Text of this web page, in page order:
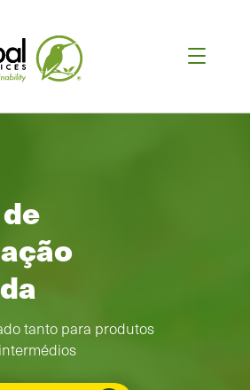
tanto para produtos